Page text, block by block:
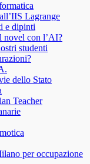
Lagrange
e dipinti
novel con l’AI?
studenti
dello Stato
Teacher
per occupazione